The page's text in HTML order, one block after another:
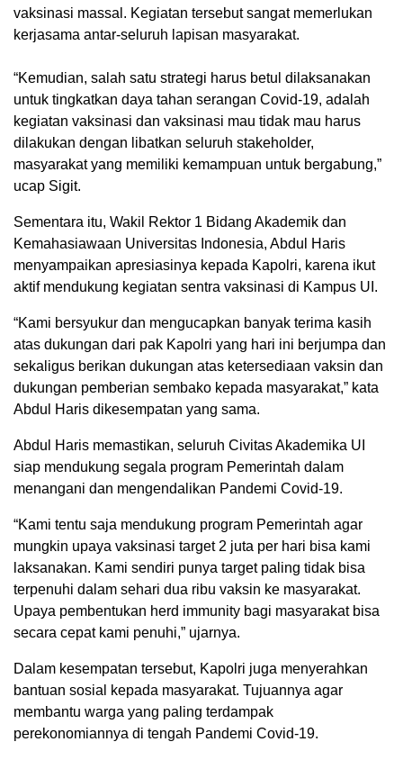
vaksinasi massal. Kegiatan tersebut sangat memerlukan
kerjasama antar-seluruh lapisan masyarakat.
“Kemudian, salah satu strategi harus betul dilaksanakan
untuk tingkatkan daya tahan serangan Covid-19, adalah
kegiatan vaksinasi dan vaksinasi mau tidak mau harus
dilakukan dengan libatkan seluruh stakeholder,
masyarakat yang memiliki kemampuan untuk bergabung,”
ucap Sigit.
Sementara itu, Wakil Rektor 1 Bidang Akademik dan
Kemahasiawaan Universitas Indonesia, Abdul Haris
menyampaikan apresiasinya kepada Kapolri, karena ikut
aktif mendukung kegiatan sentra vaksinasi di Kampus UI.
“Kami bersyukur dan mengucapkan banyak terima kasih
atas dukungan dari pak Kapolri yang hari ini berjumpa dan
sekaligus berikan dukungan atas ketersediaan vaksin dan
dukungan pemberian sembako kepada masyarakat,” kata
Abdul Haris dikesempatan yang sama.
Abdul Haris memastikan, seluruh Civitas Akademika UI
siap mendukung segala program Pemerintah dalam
menangani dan mengendalikan Pandemi Covid-19.
“Kami tentu saja mendukung program Pemerintah agar
mungkin upaya vaksinasi target 2 juta per hari bisa kami
laksanakan. Kami sendiri punya target paling tidak bisa
terpenuhi dalam sehari dua ribu vaksin ke masyarakat.
Upaya pembentukan herd immunity bagi masyarakat bisa
secara cepat kami penuhi,” ujarnya.
Dalam kesempatan tersebut, Kapolri juga menyerahkan
bantuan sosial kepada masyarakat. Tujuannya agar
membantu warga yang paling terdampak
perekonomiannya di tengah Pandemi Covid-19.